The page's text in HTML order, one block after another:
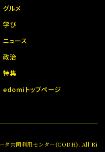
グルメ
学び
ニュース
政治
特集
edomiトップページ
タ共同利用センター(CODH). All Ri